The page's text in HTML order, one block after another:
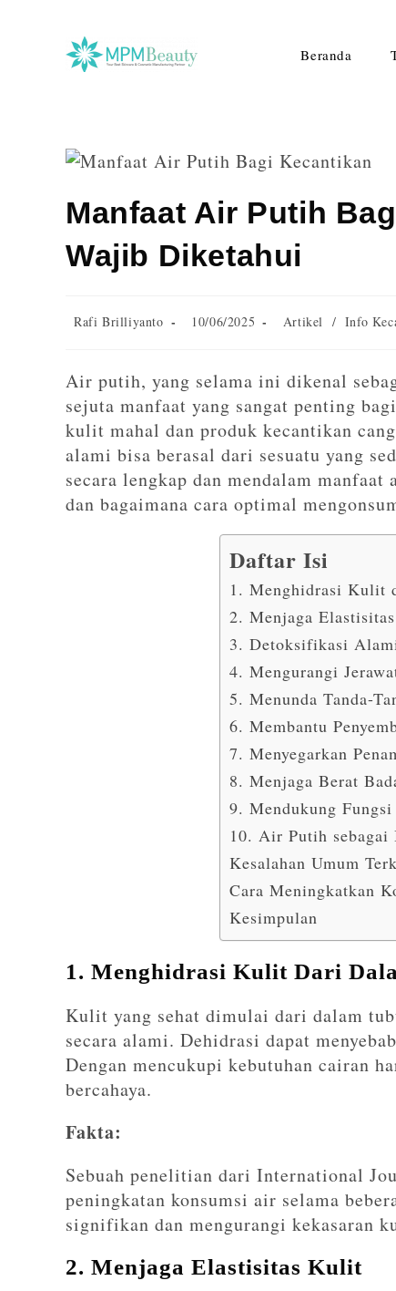
Beranda
Manfaat Air Putih
Wajib Diketahui
Rafi Brilliyanto 10/06/2025 Artikel / Info
Air putih, yang selama ini dikenal
sejuta manfaat yang sangat penting
kulit mahal dan produk kecantikan
alami bisa berasal dari sesuatu yang
secara lengkap dan mendalam
dan bagaimana cara optimal
Daftar Isi
1. Menghidrasi Kulit
2. Menjaga
3. Detoksifikasi
4. Mengurangi
5. Menunda Tanda-
6. Membantu
7. Menyegarkan
8. Menjaga Berat
9. Mendukung
10. Air Putih sebagai
Kesalahan Umum
Cara Meningkatkan
Kesimpulan
1. Menghidrasi Kulit Dari
Kulit yang sehat dimulai dari dalam
secara alami. Dehidrasi dapat
Dengan mencukupi kebutuhan cairan
bercahaya.
Fakta:
Sebuah penelitian dari International
peningkatan konsumsi air selama
signifikan dan mengurangi kekasaran
2. Menjaga Elastisitas Kulit